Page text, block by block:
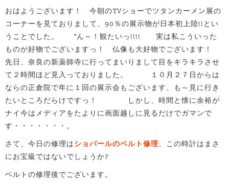
会社案内
おはようございます！ 今朝のTVショーでツタンカーメン展の
コーナーを見ておりまして、90％の展示物が日本初上陸!!とい
うことでした。 ”ん～！観たいっ!!!! 実は私こういった
ものが好物でございますっ！ 仏像も大好物でございます！
先日、奈良の新薬師寺に行ってまいりまして目をキラキラさせ
て２時間ほど見入っておりました。 １０月２７日からは
ならの正倉院で年に１回の展示会もございます、も～見に行き
たいところだらけですっ！ しかし、時間と懐に余裕が
ナイ今はメディアをたよりに画面越しに見るだけでガマンで
す・・・・・・・。
さて、今日の修理はショパールのベルト修理、この時計はまさ
にお宝級ではないでしょうか?
ベルトの修理後でございます。